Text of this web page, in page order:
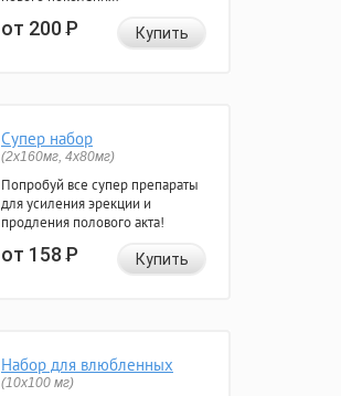
от 200Р Купить
Супер набор
(2х160мг, 4х80мг)
Попробуй все супер препараты
для усиления эрекции и
продления полового акта!
от 158Р Купить
Набор для влюбленных
(10х100 мг)